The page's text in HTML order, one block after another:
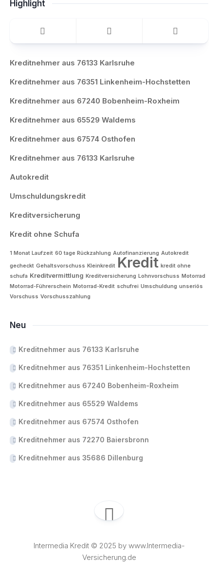
Highlight
Kreditnehmer aus 76133 Karlsruhe
Kreditnehmer aus 76351 Linkenheim-Hochstetten
Kreditnehmer aus 67240 Bobenheim-Roxheim
Kreditnehmer aus 65529 Waldems
Kreditnehmer aus 67574 Osthofen
Kreditnehmer aus 76133 Karlsruhe
Autokredit
Umschuldungskredit
Kreditversicherung
Kredit ohne Schufa
1 Monat Laufzeit 60 tage Rückzahlung Autofinanzierung Autokredit
gecheckt Gehaltsvorschuss Kleinkredit Kredit kredit ohne
schufa Kreditvermittlung Kreditversicherung Lohnvorschuss Motorrad
Motorrad-Führerschein Motorrad-Kredit schufrei Umschuldung unseriös
Vorschuss Vorschusszahlung
Neu
Kreditnehmer aus 76133 Karlsruhe
Kreditnehmer aus 76351 Linkenheim-Hochstetten
Kreditnehmer aus 67240 Bobenheim-Roxheim
Kreditnehmer aus 65529 Waldems
Kreditnehmer aus 67574 Osthofen
Kreditnehmer aus 72270 Baiersbronn
Kreditnehmer aus 35686 Dillenburg
Intermedia Kredit © 2025 by www.Intermedia-
Versicherung.de